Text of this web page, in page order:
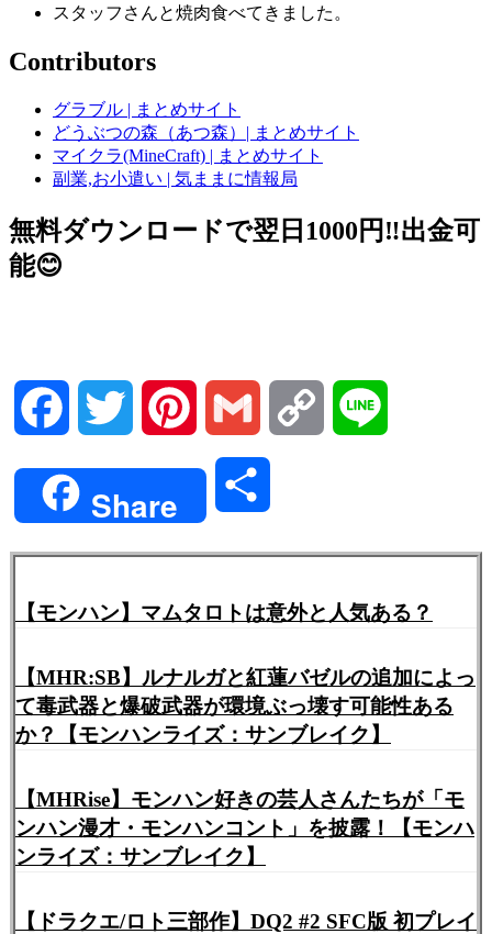
スタッフさんと焼肉食べてきました。
Contributors
グラブル | まとめサイト
どうぶつの森（あつ森）| まとめサイト
マイクラ(MineCraft) | まとめサイト
副業,お小遣い | 気ままに情報局
無料ダウンロードで翌日1000円‼️出金可
能😊
Facebook Twitter Pinterest Gmail Copy
Share
【モンハン】マムタロトは意外と人気ある？
【MHR:SB】ルナルガと紅蓮バゼルの追加によっ
て毒武器と爆破武器が環境ぶっ壊す可能性ある
か？【モンハンライズ：サンブレイク】
【MHRise】モンハン好きの芸人さんたちが「モ
ンハン漫才・モンハンコント」を披露！【モンハ
ンライズ：サンブレイク】
【ドラクエ/ロト三部作】DQ2 #2 SFC版 初プレイ